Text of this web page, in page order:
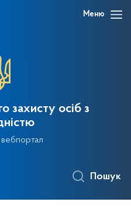
Меню
захисту осіб з
Пошук